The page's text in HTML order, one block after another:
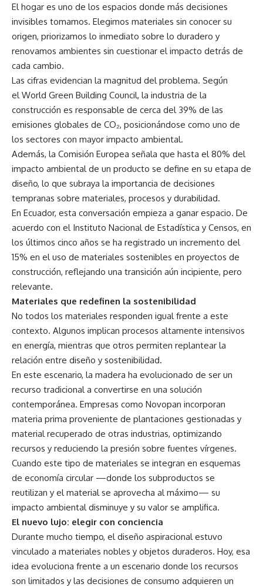
El hogar es uno de los espacios donde más decisiones
invisibles tomamos. Elegimos materiales sin conocer su
origen, priorizamos lo inmediato sobre lo duradero y
renovamos ambientes sin cuestionar el impacto detrás de
cada cambio.
Las cifras evidencian la magnitud del problema. Según
el World Green Building Council, la industria de la
construcción es responsable de cerca del 39% de las
emisiones globales de CO₂, posicionándose como uno de
los sectores con mayor impacto ambiental.
Además, la Comisión Europea señala que hasta el 80% del
impacto ambiental de un producto se define en su etapa de
diseño, lo que subraya la importancia de decisiones
tempranas sobre materiales, procesos y durabilidad.
En Ecuador, esta conversación empieza a ganar espacio. De
acuerdo con el Instituto Nacional de Estadística y Censos, en
los últimos cinco años se ha registrado un incremento del
15% en el uso de materiales sostenibles en proyectos de
construcción, reflejando una transición aún incipiente, pero
relevante.
Materiales que redefinen la sostenibilidad
No todos los materiales responden igual frente a este
contexto. Algunos implican procesos altamente intensivos
en energía, mientras que otros permiten replantear la
relación entre diseño y sostenibilidad.
En este escenario, la madera ha evolucionado de ser un
recurso tradicional a convertirse en una solución
contemporánea. Empresas como Novopan incorporan
materia prima proveniente de plantaciones gestionadas y
material recuperado de otras industrias, optimizando
recursos y reduciendo la presión sobre fuentes vírgenes.
Cuando este tipo de materiales se integran en esquemas
de economía circular —donde los subproductos se
reutilizan y el material se aprovecha al máximo— su
impacto ambiental disminuye y su valor se amplifica.
El nuevo lujo: elegir con conciencia
Durante mucho tiempo, el diseño aspiracional estuvo
vinculado a materiales nobles y objetos duraderos. Hoy, esa
idea evoluciona frente a un escenario donde los recursos
son limitados y las decisiones de consumo adquieren un